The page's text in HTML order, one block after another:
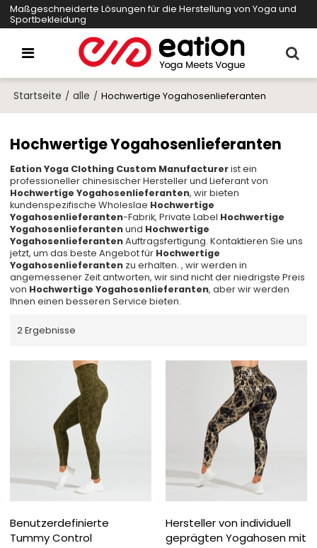
Maßgeschneiderte Lösungen für die Herstellung von Yoga und
Sportbekleidung
Startseite / alle / Hochwertige Yogahosenlieferanten
Hochwertige Yogahosenlieferanten
Eation Yoga Clothing Custom Manufacturerist ein
professioneller chinesischer Hersteller und Lieferant von
Hochwertige Yogahosenlieferanten, wir bieten
kundenspezifische Wholeslae Hochwertige
Yogahosenlieferanten-Fabrik, Private Label Hochwertige
Yogahosenlieferantenund Hochwertige
YogahosenlieferantenAuftragsfertigung. Kontaktieren Sie uns
jetzt, um das beste Angebot für Hochwertige
Yogahosenlieferanten zu erhalten. , wir werden in
angemessener Zeit antworten, wir sind nicht der niedrigste Preis
von Hochwertige Yogahosenlieferanten, aber wir werden
Ihnen einen besseren Service bieten.
2 Ergebnisse
Benutzerdefinierte
Tummy Control
Hersteller von individuell
geprägten Yogahosen mit